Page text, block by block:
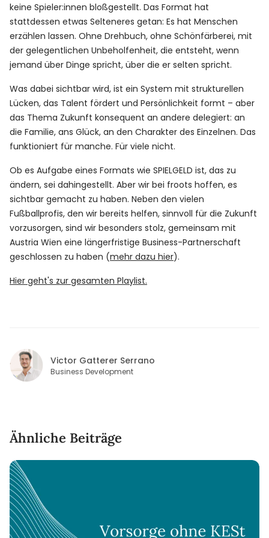
keine Spieler:innen bloßgestellt. Das Format hat
stattdessen etwas Selteneres getan: Es hat Menschen
erzählen lassen. Ohne Drehbuch, ohne Schönfärberei, mit
der gelegentlichen Unbeholfenheit, die entsteht, wenn
jemand über Dinge spricht, über die er selten spricht.
Was dabei sichtbar wird, ist ein System mit strukturellen
Lücken, das Talent fördert und Persönlichkeit formt – aber
das Thema Zukunft konsequent an andere delegiert: an
die Familie, ans Glück, an den Charakter des Einzelnen. Das
funktioniert für manche. Für viele nicht.
Ob es Aufgabe eines Formats wie SPIELGELD ist, das zu
ändern, sei dahingestellt. Aber wir bei froots hoffen, es
sichtbar gemacht zu haben. Neben den vielen
Fußballprofis, den wir bereits helfen, sinnvoll für die Zukunft
vorzusorgen, sind wir besonders stolz, gemeinsam mit
Austria Wien eine längerfristige Business-Partnerschaft
geschlossen zu haben (mehr dazu hier).
Hier geht's zur gesamten Playlist.
Victor Gatterer Serrano
Business Development
Ähnliche Beiträge